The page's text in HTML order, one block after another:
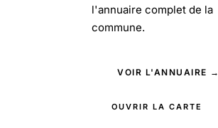
l'annuaire complet de la
commune.
VOIR L'ANNUAIRE →
OUVRIR LA CARTE